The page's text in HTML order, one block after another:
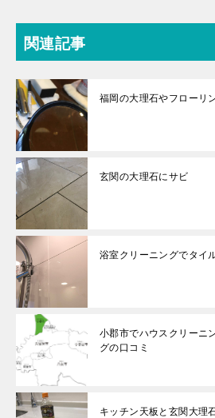
関連記事
福岡の大理石やフローリ
玄関の大理石にサビ
浴室クリーニングでタイ
小郡市でハウスクリーニ
グの口コミ
キッチン天板と玄関大理